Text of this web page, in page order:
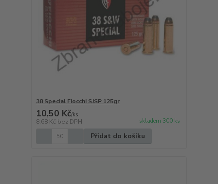
38 Special Fiocchi SJSP 125gr
10,50 Kč/ks
8,68 Kč bez DPH skladem 300 ks
Přidat do košíku